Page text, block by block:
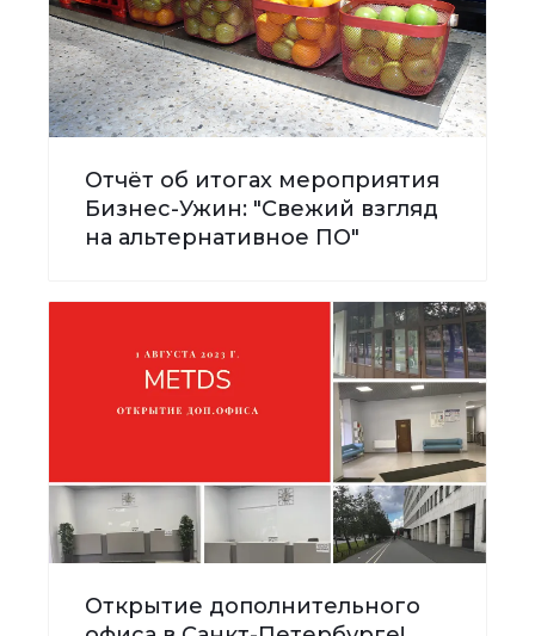
Отчёт об итогах мероприятия
Бизнес-Ужин: "Свежий взгляд
на альтернативное ПО"
Открытие дополнительного